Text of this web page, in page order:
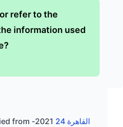
refer to the
information used
from
القاهرة 24
2021-